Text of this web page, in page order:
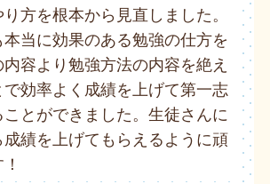
方を根本から見直しました。
当に効果のある勉強の仕方を
容より勉強方法の内容を絶え
効率よく成績を上げて第一志
とができました。生徒さんに
績を上げてもらえるように頑